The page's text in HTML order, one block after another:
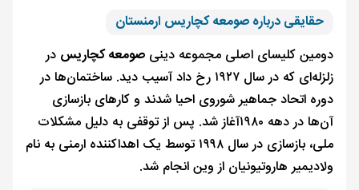
حقایقی درباره صومعه کچاریس ارمنستان
دومین کلیسای اصلی مجموعه دینی صومعه کچاریس در
زلزله‌ای که در سال ۱۹۲۷ رخ داد آسیب دید. ساختمان‌ها در
دوره اتحاد جماهیر شوروی احیا شدند و کارهای بازسازی
آن‌ها در دهه ۱۹۸۰آغاز شد. پس از توقفی به دلیل مشکلات
ملی، بازسازی در سال ۱۹۹۸ توسط یک اهداکننده ارمنی به نام
ولادیمیر هاروتیونیان از وین انجام شد.